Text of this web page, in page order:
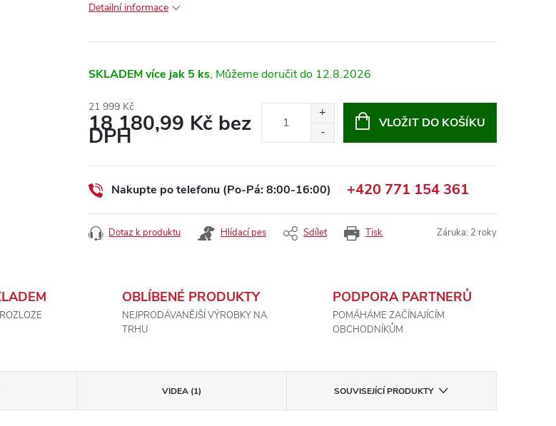
Detailní informace
SKLADEMvíce jak 5 ks 12.8.2026
21 999 Kč
18 180,99 Kč bez
DPH
cena:
VLOŽIT DO KOŠÍKU
Nakupte po telefonu (Po-Pá: 8:00-16:00) +420 771 154 361
Tisk
Dotaz k produktu Hlídací pes Sdílet Záruka: 2 roky
OBLÍBENÉ PRODUKTY
NEJPRODÁVANĚJŠÍ VÝROBKY NA
TRHU
PODPORA PARTNERŮ
POMÁHÁME ZAČÍNAJÍCÍM
OBCHODNÍKŮM
VIDEA (1) SOUVISEJÍCÍ PRODUKTY